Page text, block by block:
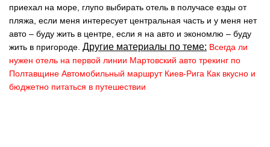
приехал на море, глупо выбирать отель в получасе езды от
пляжа, если меня интересует центральная часть и у меня нет
авто – буду жить в центре, если я на авто и экономлю – буду
жить в пригороде. Другие материалы по теме: Всегда ли
нужен отель на первой линии Мартовский авто трекинг по
Полтавщине Автомобильный маршрут Киев-Рига Как вкусно и
бюджетно питаться в путешествии